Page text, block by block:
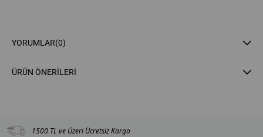
YORUMLAR(0)
ÜRÜN ÖNERILERI
1500 TL ve Üzeri Ücretsiz Kargo